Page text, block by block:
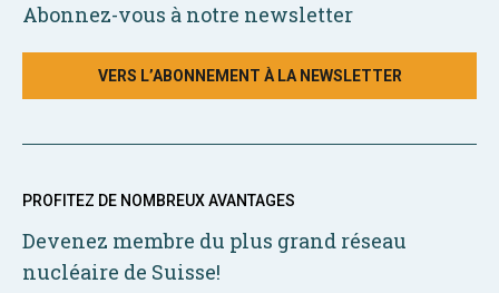
Abonnez-vous à notre newsletter
VERS L’ABONNEMENT À LA NEWSLETTER
PROFITEZ DE NOMBREUX AVANTAGES
Devenez membre du plus grand réseau
nucléaire de Suisse!